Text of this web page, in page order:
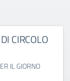
CIRCOLO
IL GIORNO